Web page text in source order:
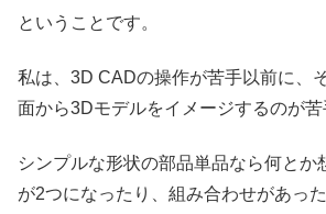
ということです。
私は、3D CADの操作が苦手以前に、
面から3Dモデルをイメージするのが苦
シンプルな形状の部品単品なら何とか
が2つになったり、組み合わせがあっ